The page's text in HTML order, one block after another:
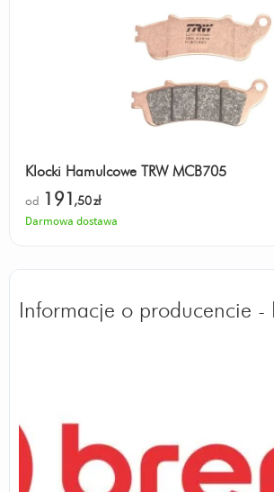
Klocki Hamulcowe TRW MCB705
od 191 ,50zł
Darmowa dostawa
Informacje o producencie -